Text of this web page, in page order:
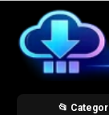
content
📂